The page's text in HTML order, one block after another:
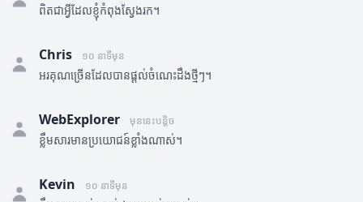
ពិតជាអ្វីដែលខ្ញុំកំពុងស្វែងរក។
Chris ១០ នាទីមុន
អរគុណច្រើនដែលបានផ្តល់ចំណេះដឹងថ្មីៗ។
WebExplorer មុននេះបន្តិច
ខ្លឹមសារមានប្រយោជន៍ខ្លាំងណាស់។
Kevin ១០ នាទីមុន